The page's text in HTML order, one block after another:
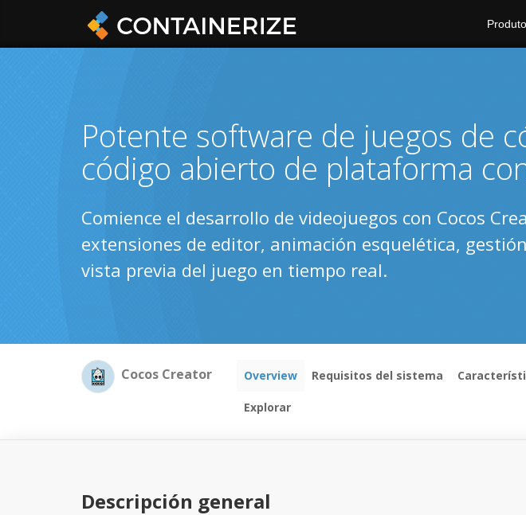
Potente software de juegos de
código abierto de plataforma
Comience el desarrollo de videojuegos con Cocos
extensiones de editor, animación esquelética,
vista previa del juego en tiempo real.
Cocos Creator Overview Requisitos del sistema
Explorar
Descripción general